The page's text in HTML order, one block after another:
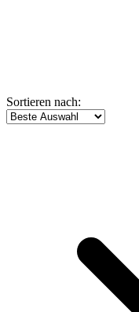
Sortieren nach: